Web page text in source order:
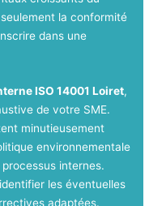
la conformité
dans une
ISO 14001 Loiret,
de votre SME.
minutieusement
environnementale
internes.
les éventuelles
adaptées.